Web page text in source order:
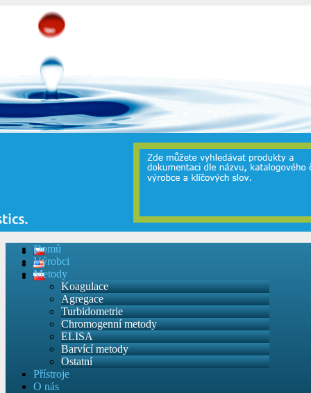
Domů
Výrobci
Metody
Koagulace
Agregace
Turbidometrie
Chromogenní metody
ELISA
Barvící metody
Ostatní
Přístroje
O nás